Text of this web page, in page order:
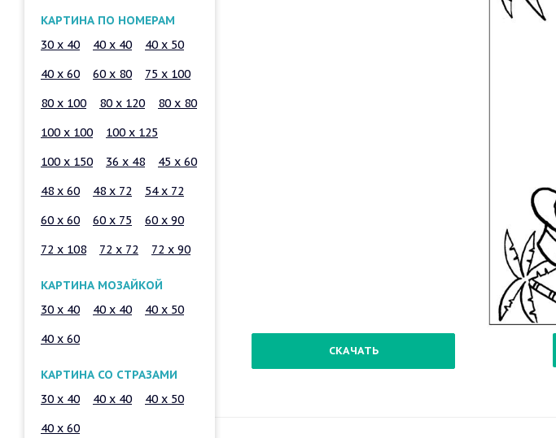
СКАЧАТЬ
КАРТИНА ПО НОМЕРАМ
30 x 40
40 x 40
40 x 50
40 x 60
60 x 80
75 x 100
80 x 100
80 x 120
80 x 80
100 x 100
100 x 125
100 x 150
36 x 48
45 x 60
48 x 60
48 x 72
54 x 72
60 x 60
60 x 75
60 x 90
72 x 108
72 x 72 72 x 90
КАРТИНА МОЗАЙКОЙ
30 x 40
40 x 40
40 x 50
40 x 60
КАРТИНА СО СТРАЗАМИ
30 x 40
40 x 40
40 x 50
40 x 60